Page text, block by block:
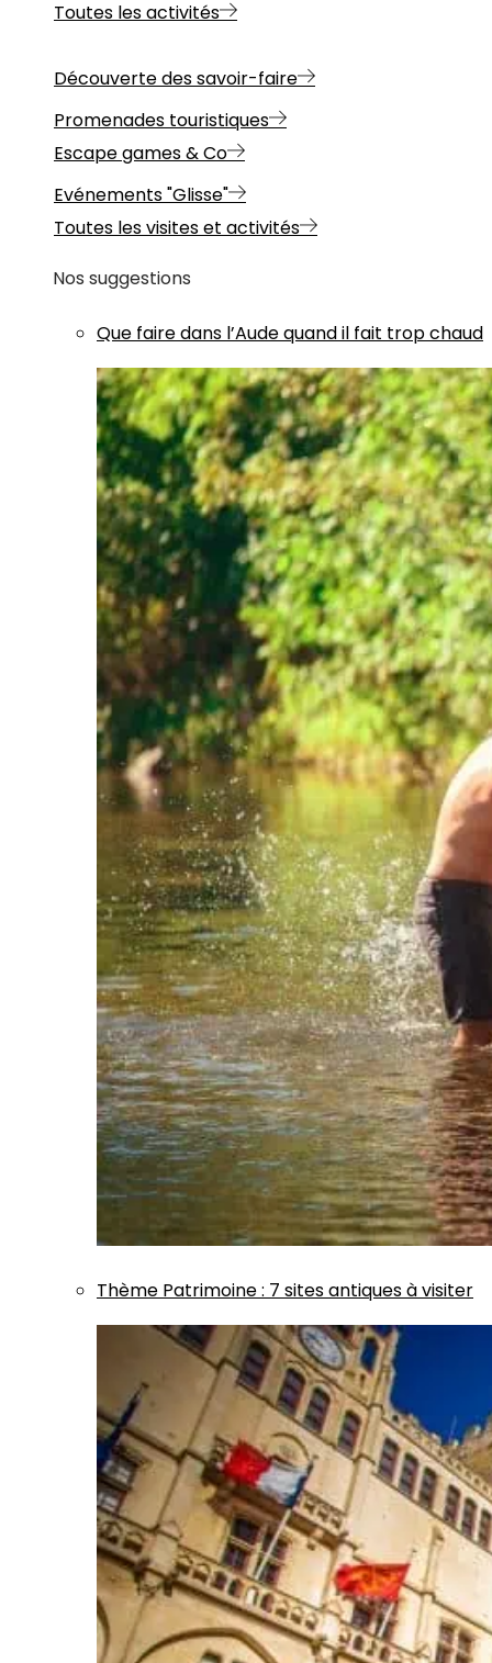
Toutes les activités
Découverte des savoir-faire
Promenades touristiques
Escape games & Co
Evénements "Glisse"
Toutes les visites et activités
Nos suggestions
Que faire dans l’Aude quand il fait trop chaud
Thème Patrimoine: 7 sites antiques à visiter